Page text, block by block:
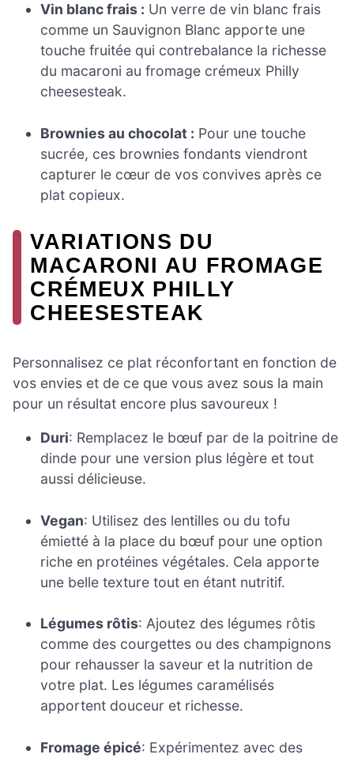
Vin blanc frais : Un verre de vin blanc frais
comme un Sauvignon Blanc apporte une
touche fruitée qui contrebalance la richesse
du macaroni au fromage crémeux Philly
cheesesteak.
Brownies au chocolat : Pour une touche
sucrée, ces brownies fondants viendront
capturer le cœur de vos convives après ce
plat copieux.
VARIATIONS DU
MACARONI AU FROMAGE
CRÉMEUX PHILLY
CHEESESTEAK
Personnalisez ce plat réconfortant en fonction de
vos envies et de ce que vous avez sous la main
pour un résultat encore plus savoureux !
Duri: Remplacez le bœuf par de la poitrine de
dinde pour une version plus légère et tout
aussi délicieuse.
Vegan: Utilisez des lentilles ou du tofu
émietté à la place du bœuf pour une option
riche en protéines végétales. Cela apporte
une belle texture tout en étant nutritif.
Légumes rôtis: Ajoutez des légumes rôtis
comme des courgettes ou des champignons
pour rehausser la saveur et la nutrition de
votre plat. Les légumes caramélisés
apportent douceur et richesse.
Fromage épicé: Expérimentez avec des